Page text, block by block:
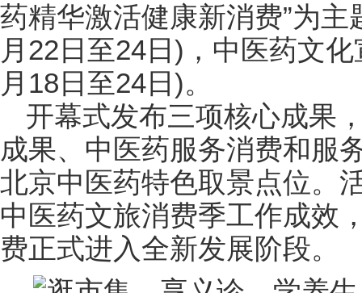
药精华激活健康新消费”为
月22日至24日)，中医药文
月18日至24日)。
开幕式发布三项核心成果
成果、中医药服务消费和服
北京中医药特色取景点位。
中医药文旅消费季工作成效
费正式进入全新发展阶段。